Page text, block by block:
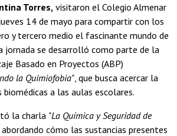
Torres, visitaron el Colegio Almenar
14 de mayo para compartir con los
y tercero medio el fascinante mundo de
jornada se desarrolló como parte de la
Basado en Proyectos (ABP)
la Quimiofobia" , que busca acercar la
biomédicas a las aulas escolares.
la charla "La Química y Seguridad de
, abordando cómo las sustancias presentes